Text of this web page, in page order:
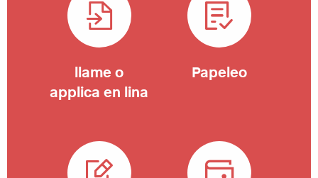
llame o
applica en lina
Papeleo